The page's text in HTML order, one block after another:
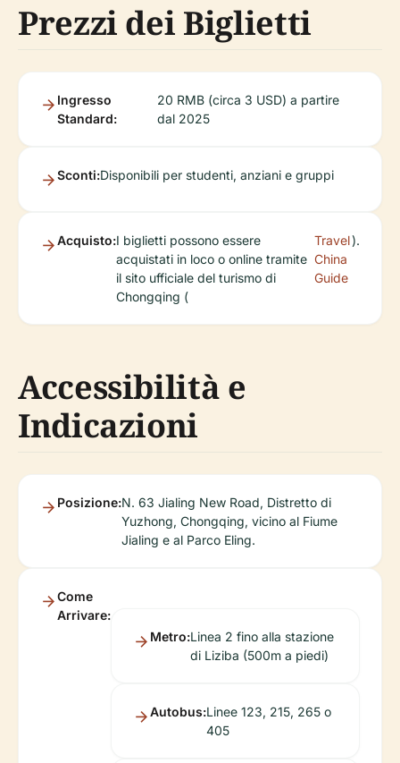
Prezzi dei Biglietti
Ingresso
Standard:
20 RMB (circa 3 USD) a partire
dal 2025
Sconti:Disponibili per studenti, anziani e gruppi
Acquisto:I biglietti possono essere
acquistati in loco o online tramite
il sito ufficiale del turismo di
Chongqing (
Travel
China
Guide
).
Accessibilità e
Indicazioni
Posizione:N. 63 Jialing New Road, Distretto di
Yuzhong, Chongqing, vicino al Fiume
Jialing e al Parco Eling.
Come
Arrivare:
Metro:Linea 2 fino alla stazione
di Liziba (500m a piedi)
Autobus:Linee 123, 215, 265 o
405